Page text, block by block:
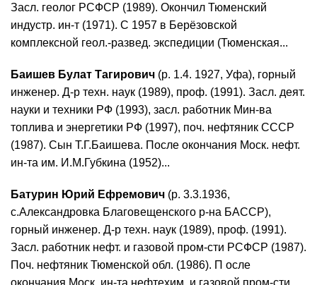
Засл. геолог РСФСР (1989). Окончил Тюменский
индустр. ин-т (1971). С 1957 в Берёзовской
комплексной геол.-развед. экспедиции (Тюменская...
Баишев Булат Тагирович (р. 1.4. 1927, Уфа), горный
инженер. Д-р техн. наук (1989), проф. (1991). Засл. деят.
науки и техники РФ (1993), засл. работник Мин-ва
топлива и энергетики РФ (1997), поч. нефтяник СССР
(1987). Сын Т.Г.Баишева. После окончания Моск. нефт.
ин-та им. И.М.Губкина (1952)...
Батурин Юрий Ефремович (р. 3.3.1936,
с.Александровка Благовещенского р-на БАССР),
горный инженер. Д-р техн. наук (1989), проф. (1991).
Засл. работник нефт. и газовой пром-сти РСФСР (1987).
Поч. нефтяник Тюменской обл. (1986). П осле
окончания Моск. ин-та нефтехим. и газовой пром-сти